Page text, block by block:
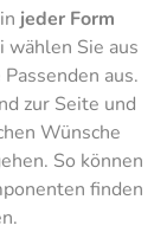
jeder Form
Sie aus
aus.
zur Seite und
Wünsche
So können
finden